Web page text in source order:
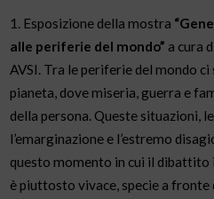
1. Esposizione della mostra
alle periferie del mondo” a cura
AVSI. Tra le periferie del mondo
pianeta, dove miseria, guerra e
della persona. Queste situazioni,
l’emarginazione e l’estremo
questo momento in cui il dibattito
è piuttosto vivace, specie a fronte